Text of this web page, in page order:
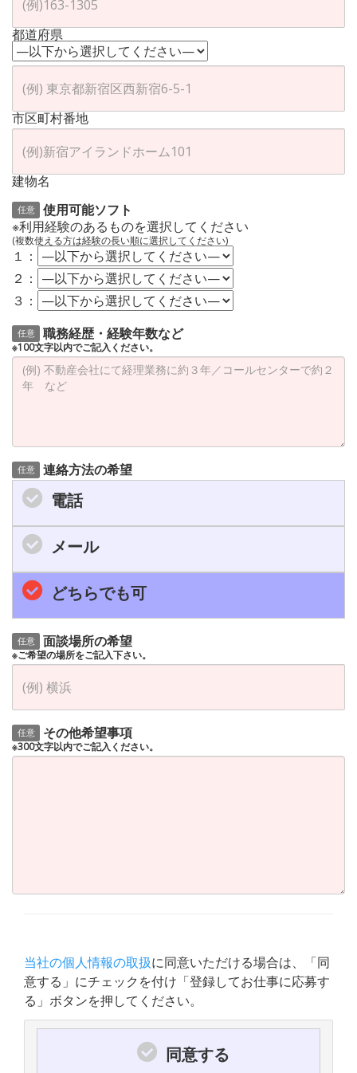
都道府県
市区町村番地
建物名
任意
使用可能ソフト
※利用経験のあるものを選択してください
(複数使える方は経験の長い順に選択してください)
１：
２：
３：
任意 職務経歴・経験年数など
※100文字以内でご記入ください。
任意 連絡方法の希望
電話
メール
どちらでも可
任意 面談場所の希望
※ご希望の場所をご記入下さい。
任意 その他希望事項
※300文字以内でご記入ください。
当社の個人情報の取扱に同意いただける場合は、「同
意する」にチェックを付け「登録してお仕事に応募す
る」ボタンを押してください。
同意する